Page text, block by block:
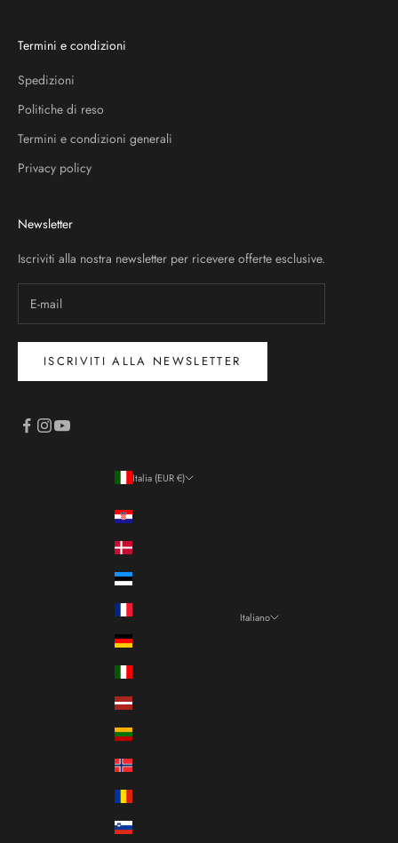
Termini e condizioni
Spedizioni
Politiche di reso
Termini e condizioni generali
Privacy policy
Newsletter
Iscriviti alla nostra newsletter per ricevere offerte esclusive.
ISCRIVITI ALLA NEWSLETTER
Italia (EUR €)
Croazia (EUR €)
Danimarca (DKK kr.)
Estonia (EUR €)
Francia (EUR €)
Germania (EUR €)
Italia (EUR €)
Lettonia (EUR €)
Lituania (EUR €)
Norvegia (EUR €)
Romania (RON Lei)
Slovenia (EUR €)
Italiano